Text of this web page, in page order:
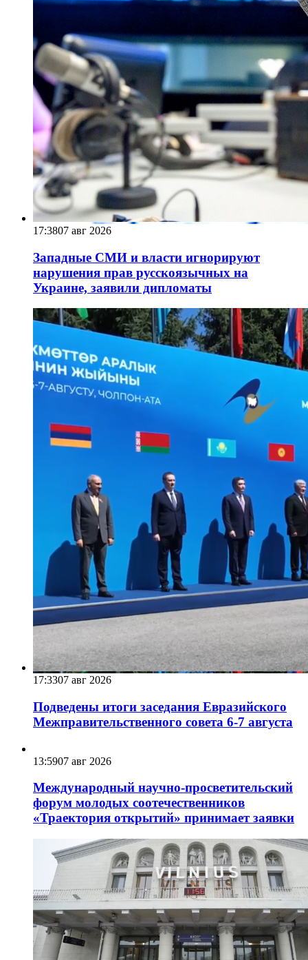
17:3807 авг 2026
Западные СМИ и власти игнорируют
нарушения прав русскоязычных на
Украине, заявили дипломаты
17:3307 авг 2026
Подведены итоги заседания Евразийского
Межправительственного совета 6-7 августа
13:5907 авг 2026
Международный научно-просветительский
форум молодых соотечественников
«Траектория открытий» принимает заявки